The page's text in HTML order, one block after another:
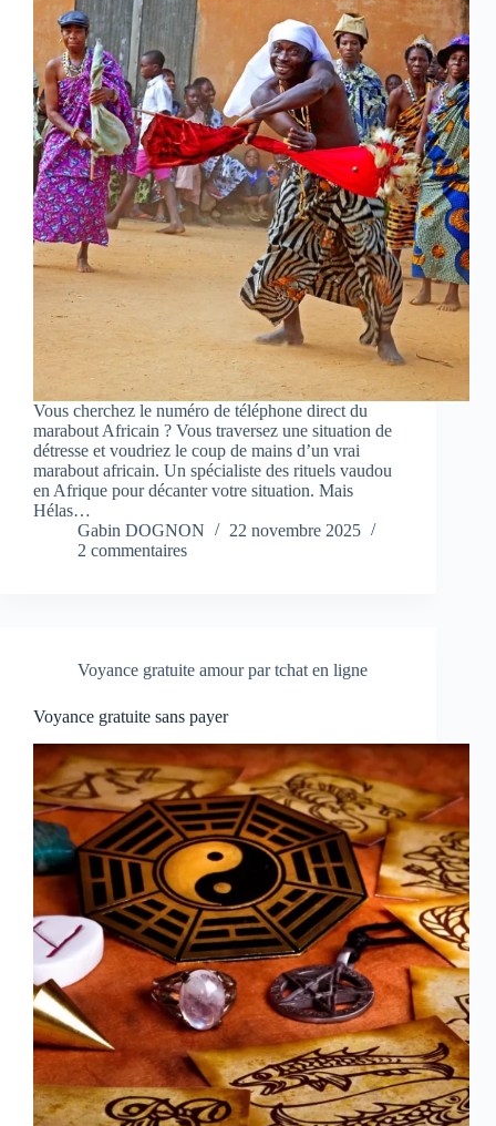
Vous cherchez le numéro de téléphone direct du
marabout Africain ? Vous traversez une situation de
détresse et voudriez le coup de mains d’un vrai
marabout africain. Un spécialiste des rituels vaudou
en Afrique pour décanter votre situation. Mais
Hélas…
Gabin DOGNON
22 novembre 2025
2 commentaires
Voyance gratuite amour par tchat en ligne
Voyance gratuite sans payer